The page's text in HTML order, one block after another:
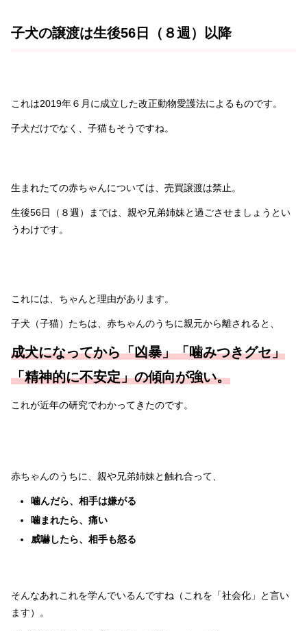
子犬の譲渡は生後56日（８週）以降
これは2019年６月に成立した改正動物愛護法によるものです。
子犬だけでなく、子猫もそうですね。
生まれたての赤ちゃんについては、売買譲渡は禁止。
生後56日（８週）までは、親や兄弟姉妹と過ごさせましょうとい
うわけです。
これには、ちゃんと理由があります。
子犬（子猫）たちは、赤ちゃんのうちに親元から離されると、
成犬になってから「凶暴」「噛みつきグセ」
「精神的に不安定」の傾向が強い。
これが近年の研究でわかってきたのです。
赤ちゃんのうちに、親や兄弟姉妹と触れ合って、
噛んだら、相手は嫌がる
噛まれたら、痛い
威嚇したら、相手も怒る
そんなあれこれを学んでいるんですね（これを「社会化」と言い
ます）。